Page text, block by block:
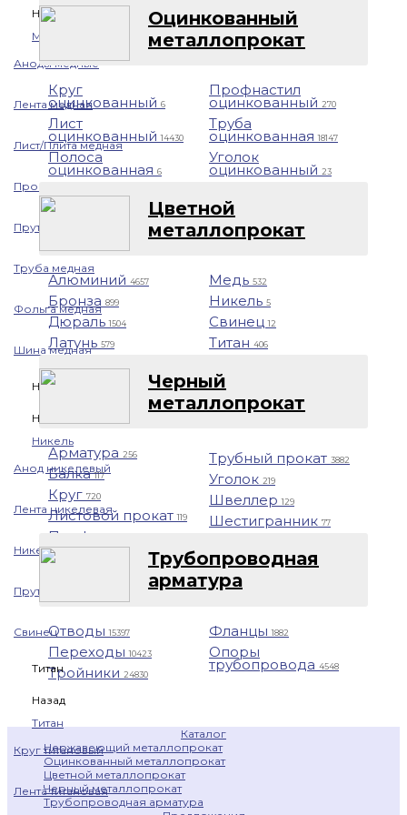
Назад
Медь
Аноды медные
Лента медная
Лист/Плита медная
Проволока медная
Пруток медный
Труба медная
Фольга медная
Шина медная
Никель
Назад
Никель
Анод никелевый
Лента никелевая
Никелевая проволока
Пруток никелевый
Свинец
Титан
Назад
Титан
Круг титановый
Лента титановая
Оцинкованный
металлопрокат
Круг
оцинкованный 6
Лист
оцинкованный14430
Полоса
оцинкованная 6
Профнастил
оцинкованный 270
Труба
оцинкованная18147
Уголок
оцинкованный 23
Цветной
металлопрокат
Алюминий 4657
Бронза 899
Дюраль1504
Латунь 579
Медь 532
Никель 5
Свинец12
Титан 406
Черный
металлопрокат
Арматура 256
Балка117
Круг 720
Листовой прокат119
Профнастил
Трубный прокат 3882
Уголок 219
Швеллер129
Шестигранник 77
Трубопроводная
арматура
Отводы15397
Переходы10423
Тройники 24830
Фланцы1882
Опоры
трубопровода 4548
Каталог
Нержавеющий металлопрокат
Оцинкованный металлопрокат
Цветной металлопрокат
Черный металлопрокат
Трубопроводная арматура